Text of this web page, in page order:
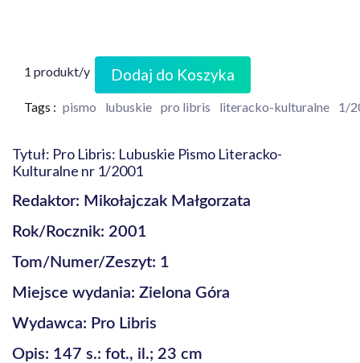
1 produkt/y Dodaj do Koszyka
Tags : pismo lubuskie pro libris literacko-kulturalne 1/
Tytuł: Pro Libris: Lubuskie Pismo Literacko-
Kulturalne nr 1/2001
Redaktor: Mikołajczak Małgorzata
Rok/Rocznik: 2001
Tom/Numer/Zeszyt: 1
Miejsce wydania: Zielona Góra
Wydawca: Pro Libris
Opis: 147 s.: fot., il.; 23 cm